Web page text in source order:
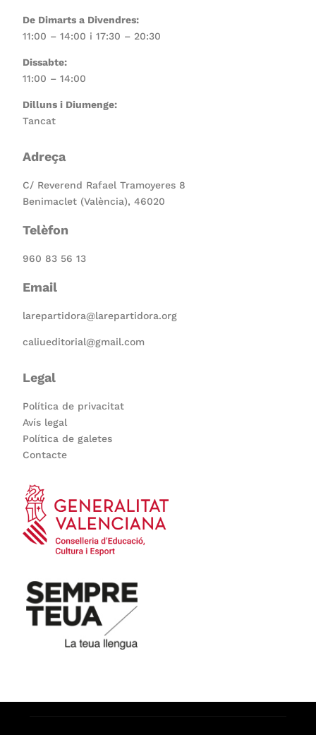
De Dimarts a Divendres:
11:00 – 14:00 i 17:30 – 20:30
Dissabte:
11:00 – 14:00
Dilluns i Diumenge:
Tancat
Adreça
C/ Reverend Rafael Tramoyeres 8
Benimaclet (València), 46020
Telèfon
960 83 56 13
Email
larepartidora@larepartidora.org
caliueditorial@gmail.com
Legal
Política de privacitat
Avís legal
Política de galetes
Contacte